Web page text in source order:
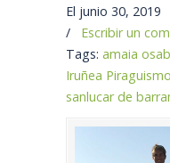
El junio 30, 2019
/ Escribir un
Tags: amaia
Iruñea
sanlucar de